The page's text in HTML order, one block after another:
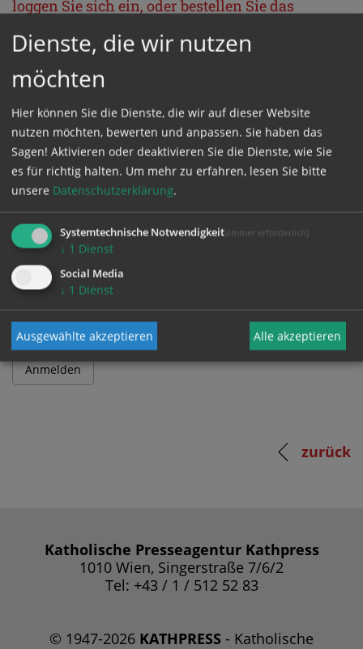
loggen Sie sich ein, oder bestellen Sie das
Produkt
Kathpress_online
GESCHÜTZTER BEREICH
Bitte melden Sie sich mit Ihrem Benutzernamen
und Passwort an.
Benutzername
Passwort
zurück
Katholische Presseagentur Kathpress
1010 Wien, Singerstraße 7/6/2
Tel: +43 / 1 / 512 52 83
© 1947-2026 KATHPRESS - Katholische
Dienste, die wir nutzen
möchten
Hier können Sie die Dienste, die wir auf dieser Website
nutzen möchten, bewerten und anpassen. Sie haben das
Sagen! Aktivieren oder deaktivieren Sie die Dienste, wie Sie
es für richtig halten. Um mehr zu erfahren, lesen Sie bitte
unsere Datenschutzerklärung.
Systemtechnische Notwendigkeit (immer erforderlich)
↓ 1 Dienst
Social Media
↓ 1 Dienst
Ausgewählte akzeptieren Alle akzeptieren